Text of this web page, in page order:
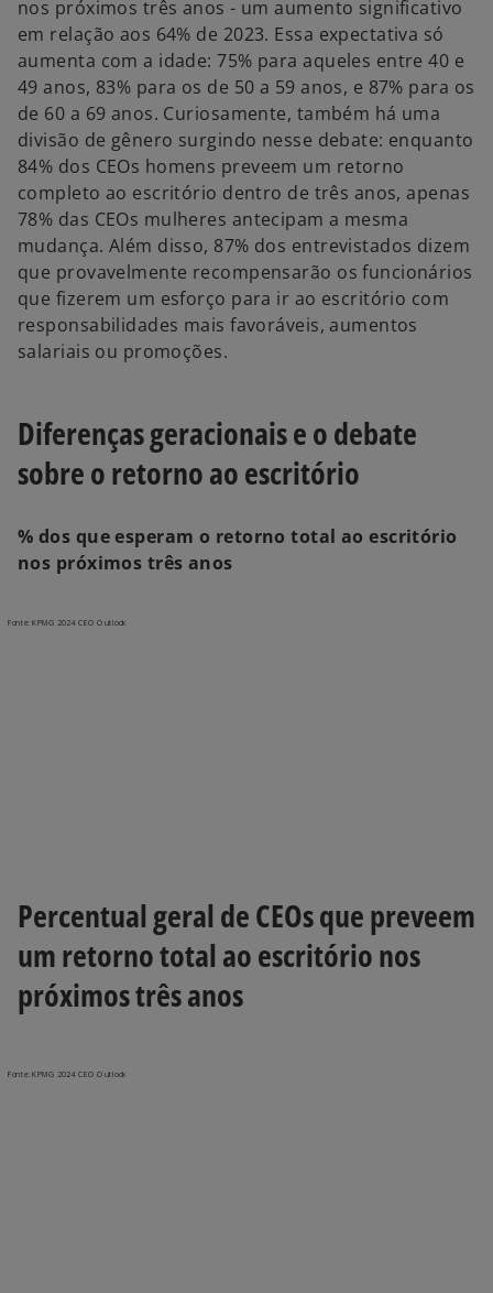
nos próximos três anos - um aumento significativo
em relação aos 64% de 2023. Essa expectativa só
aumenta com a idade: 75% para aqueles entre 40 e
49 anos, 83% para os de 50 a 59 anos, e 87% para os
de 60 a 69 anos. Curiosamente, também há uma
divisão de gênero surgindo nesse debate: enquanto
84% dos CEOs homens preveem um retorno
completo ao escritório dentro de três anos, apenas
78% das CEOs mulheres antecipam a mesma
mudança. Além disso, 87% dos entrevistados dizem
que provavelmente recompensarão os funcionários
que fizerem um esforço para ir ao escritório com
responsabilidades mais favoráveis, aumentos
salariais ou promoções.
Diferenças geracionais e o debate
sobre o retorno ao escritório
% dos que esperam o retorno total ao escritório
nos próximos três anos
Percentual geral de CEOs que preveem
um retorno total ao escritório nos
próximos três anos